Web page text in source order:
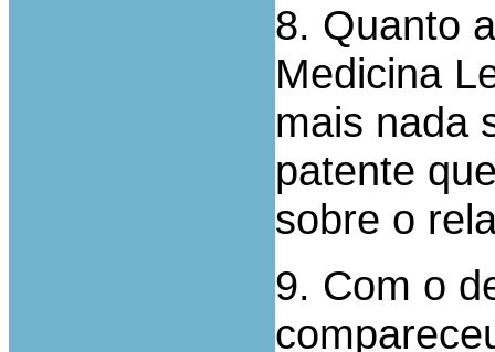
8. Quanto
Medicina
mais nada
patente
sobre o
9. Com o